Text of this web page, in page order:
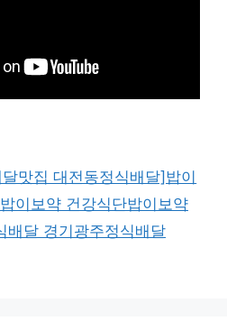
맛집 대전동정식배달]밥이
이보약 건강식단밥이보약
배달 경기광주정식배달